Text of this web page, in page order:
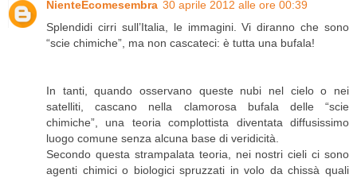
NienteEcomesembra 30 aprile 2012 alle ore 00:39
Splendidi cirri sull’Italia, le immagini. Vi diranno che sono
“scie chimiche”, ma non cascateci: è tutta una bufala!
In tanti, quando osservano queste nubi nel cielo o nei
satelliti, cascano nella clamorosa bufala delle “scie
chimiche”, una teoria complottista diventata diffusissimo
luogo comune senza alcuna base di veridicità.
Secondo questa strampalata teoria, nei nostri cieli ci sono
agenti chimici o biologici spruzzati in volo da chissà quali